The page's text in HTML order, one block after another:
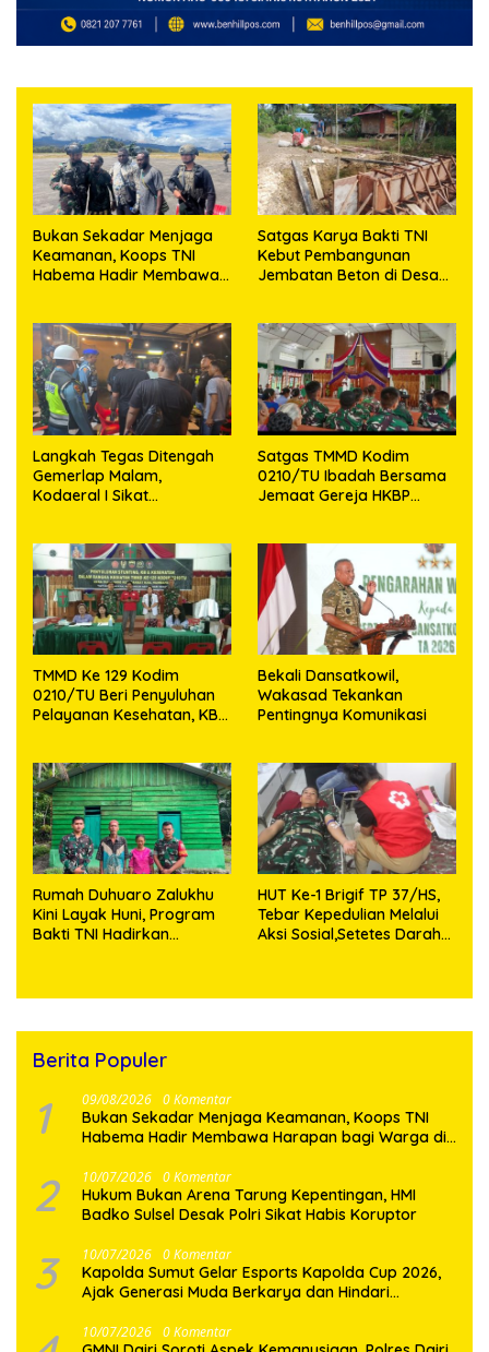
Bukan Sekadar Menjaga
Keamanan, Koops TNI
Habema Hadir Membawa
Satgas Karya Bakti TNI
Kebut Pembangunan
Jembatan Beton di Desa
Langkah Tegas Ditengah
Gemerlap Malam,
Kodaeral I Sikat
Tajam
Satgas TMMD Kodim
0210/TU Ibadah Bersama
Jemaat Gereja HKBP
TMMD Ke 129 Kodim
0210/TU Beri Penyuluhan
Pelayanan Kesehatan, KB
Bekali Dansatkowil,
Wakasad Tekankan
Pentingnya Komunikasi
Rumah Duhuaro Zalukhu
Kini Layak Huni, Program
Bakti TNI Hadirkan
HUT Ke-1 Brigif TP 37/HS,
Tebar Kepedulian Melalui
Aksi Sosial,Setetes Darah
Berita Populer
1 09/08/2026 0 Komentar
Bukan Sekadar Menjaga Keamanan, Koops TNI
Habema Hadir Membawa Harapan bagi Warga di
2 10/07/2026 0 Komentar
Hukum Bukan Arena Tarung Kepentingan, HMI
Badko Sulsel Desak Polri Sikat Habis Koruptor
3 10/07/2026 0 Komentar
Kapolda Sumut Gelar Esports Kapolda Cup 2026,
Ajak Generasi Muda Berkarya dan Hindari
10/07/2026 0 Komentar